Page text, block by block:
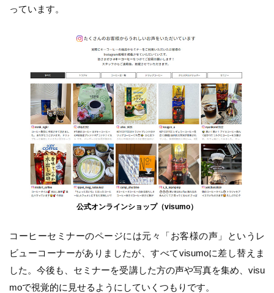
っています。
公式オンラインショップ（visumo）
コーヒーセミナーのページには元々「お客様の声」というレ
ビューコーナーがありましたが、すべてvisumoに差し替えま
した。今後も、セミナーを受講した方の声や写真を集め、visu
moで視覚的に見せるようにしていくつもりです。